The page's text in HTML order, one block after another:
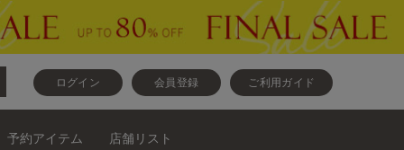
ログイン 会員登録 ご利用ガイド
予約アイテム 店舗リスト